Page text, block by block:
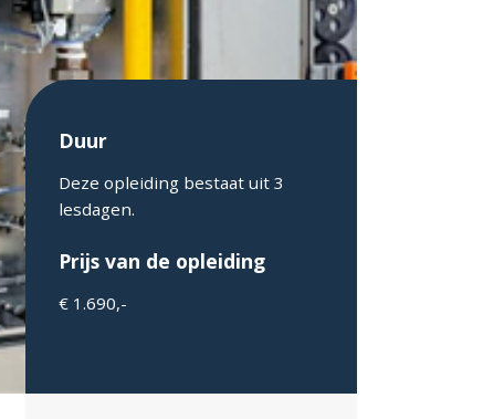
Duur
Deze opleiding bestaat uit 3
lesdagen.
Prijs van de opleiding
€ 1.690,-